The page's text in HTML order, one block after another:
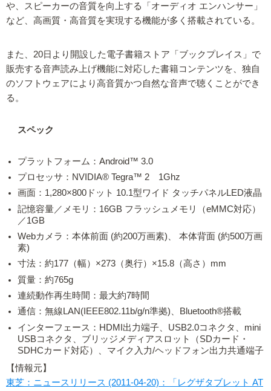
や、スピーカーの音質を向上する「オーディオ エンハンサー」
など、高画質・高音質を実現する機能が多く搭載されている。
また、20日より開設した電子書籍ストア「ブックプレイス」で
販売する音声読み上げ機能に対応した書籍コンテンツを、独自
のソフトウェアにより高音質かつ自然な音声で聴くことができ
る。
スペック
プラットフォーム：Android™ 3.0
プロセッサ：NVIDIA® Tegra™ 2 1Ghz
画面：1,280×800ドット 10.1型ワイド タッチパネルLED液晶
記憶容量／メモリ：16GB フラッシュメモリ（eMMC対応）
／1GB
Webカメラ：本体前面 (約200万画素)、 本体背面 (約500万画
素)
寸法：約177（幅）×273（奥行）×15.8（高さ）mm
質量：約765g
連続動作再生時間：最大約7時間
通信：無線LAN(IEEE802.11b/g/n準拠)、Bluetooth®搭載
インターフェース：HDMI出力端子、USB2.0コネクタ、mini
USBコネクタ、ブリッジメディアスロット（SDカード・
SDHCカード対応）、マイク入力/ヘッドフォン出力共通端子
【情報元】
東芝：ニュースリリース (2011-04-20)：「レグザタブレット AT